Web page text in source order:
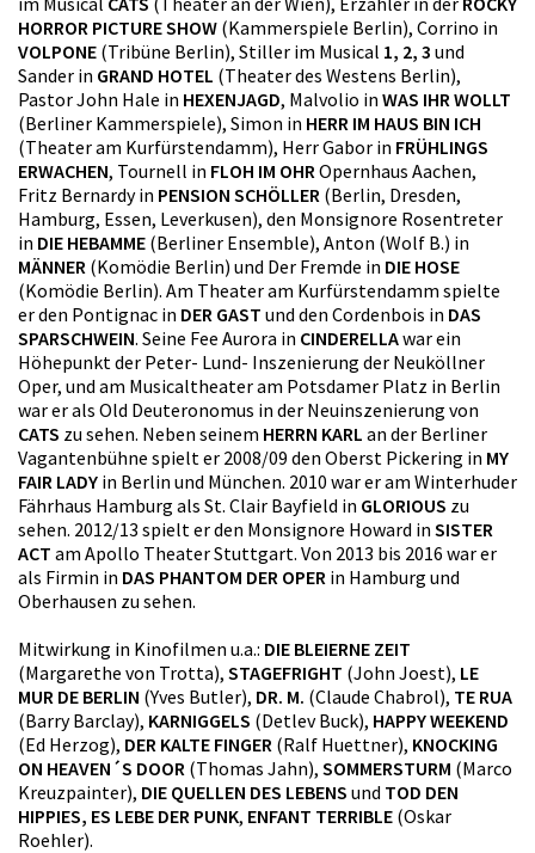
HORROR PICTURE SHOW (Kammerspiele Berlin), Corrino in
VOLPONE (Tribüne Berlin), Stiller im Musical 1, 2, 3 und
Sander in GRAND HOTEL (Theater des Westens Berlin),
Pastor John Hale in HEXENJAGD, Malvolio in WAS IHR WOLLT
(Berliner Kammerspiele), Simon in HERR IM HAUS BIN ICH
(Theater am Kurfürstendamm), Herr Gabor in FRÜHLINGS
ERWACHEN, Tournell in FLOH IM OHR Opernhaus Aachen,
Fritz Bernardy in PENSION SCHÖLLER (Berlin, Dresden,
Hamburg, Essen, Leverkusen), den Monsignore Rosentreter
in DIE HEBAMME (Berliner Ensemble), Anton (Wolf B.) in
MÄNNER (Komödie Berlin) und Der Fremde in DIE HOSE
(Komödie Berlin). Am Theater am Kurfürstendamm spielte
er den Pontignac in DER GAST und den Cordenbois in DAS
SPARSCHWEIN. Seine Fee Aurora in CINDERELLAwar ein
Höhepunkt der Peter- Lund- Inszenierung der Neuköllner
Oper, und am Musicaltheater am Potsdamer Platz in Berlin
war er als Old Deuteronomus in der Neuinszenierung von
CATS zu sehen. Neben seinem HERRN KARL an der Berliner
Vagantenbühne spielt er 2008/09 den Oberst Pickering in MY
FAIR LADY in Berlin und München. 2010 war er am Winterhuder
Fährhaus Hamburg als St. Clair Bayfield in GLORIOUS zu
sehen. 2012/13 spielt er den Monsignore Howard in SISTER
ACT am Apollo Theater Stuttgart. Von 2013 bis 2016 war er
als Firmin in DAS PHANTOM DER OPER in Hamburg und
Oberhausen zu sehen.
Mitwirkung in Kinofilmen u.a.: DIE BLEIERNE ZEIT
(Margarethe von Trotta), STAGEFRIGHT (John Joest), LE
MUR DE BERLIN (Yves Butler), DR. M. (Claude Chabrol), TE RUA
(Barry Barclay), KARNIGGELS (Detlev Buck), HAPPY WEEKEND
(Ed Herzog), DER KALTE FINGER (Ralf Huettner), KNOCKING
ON HEAVEN´S DOOR (Thomas Jahn), SOMMERSTURM (Marco
Kreuzpainter), DIE QUELLEN DES LEBENS und TOD DEN
HIPPIES, ES LEBE DER PUNK, ENFANT TERRIBLE (Oskar
Roehler).